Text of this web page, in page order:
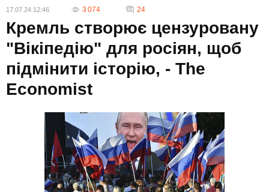
17.07.24 12:46 3 074 24
Кремль створює цензуровану
"Вікіпедію" для росіян, щоб
підмінити історію, - The
Economist